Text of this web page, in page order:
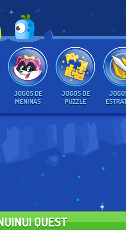
JOGOS DE
MENINAS
JOGOS DE
PUZZLE
QUEST